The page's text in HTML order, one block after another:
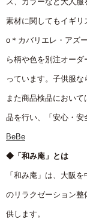
素材に関してもイギ
o＊カバリエレ・アズ
ら柄や色を別注オー
っています。子供服な
また商品検品におい
品を行い、「安心・安
BeBe
◆「和み庵」とは
「和み庵」は、大阪
のリラクゼーション
供します。